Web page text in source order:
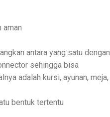
aman
antara yang satu dengan
sehingga bisa
adalah kursi, ayunan, meja,
bentuk tertentu